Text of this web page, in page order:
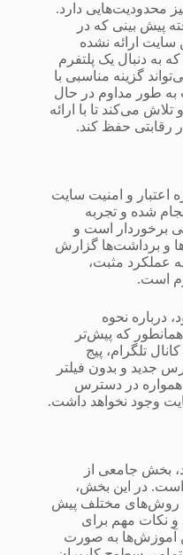
مانند هر پلتفرم دیگری، تاس 90 نیز محدودیت‌هایی دارد.
پیش بینی که در
سایت ارائه نشده
به دنبال یک پلتفرم
و قابل اعتماد هستند، تاس 90 می‌تواند گزینه مناسبی با
طور مداوم در حال
می‌کند تا با ارائه
رقابتی حفظ کند.
اعتبار و امنیت سایت
شده و تجربه
برخوردار است و
و برداشت‌ها گزارش
عملکرد مثبت،
است.
درباره نحوه
که پیش‌تر
تلگرام، پیج
جدید و بدون فیلتر
همواره در دسترس
وجود نخواهد داشت.
بخش جامعی از
است. در این بخش،
روش‌های مختلف پیش
و نکات مهم برای
آموزش‌ها به صورت